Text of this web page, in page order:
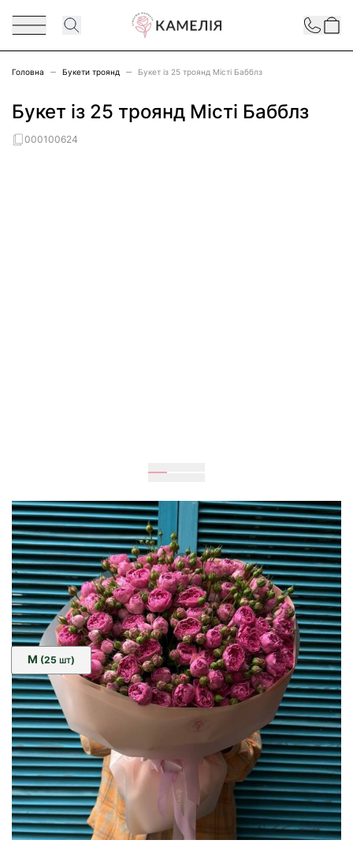
Contact
Головна Букети троянд Букет із 25 троянд Місті Бабблз
Букет із 25 троянд Місті Бабблз
000100624
Очікується
60см 40см
Розмір:
M (25 ШТ)
4 189 грн
Додати до кошика
Купити в один клік